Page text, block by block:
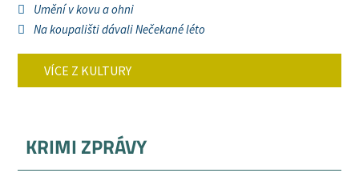
Umění v kovu a ohni
Na koupališti dávali Nečekané léto
VÍCE Z KULTURY
KRIMI ZPRÁVY